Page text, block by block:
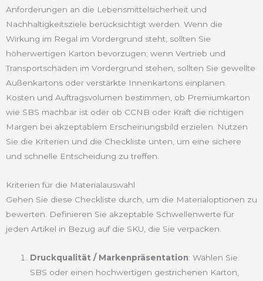
Anforderungen an die Lebensmittelsicherheit und
Nachhaltigkeitsziele berücksichtigt werden. Wenn die
Wirkung im Regal im Vordergrund steht, sollten Sie
höherwertigen Karton bevorzugen; wenn Vertrieb und
Transportschäden im Vordergrund stehen, sollten Sie gewellte
Außenkartons oder verstärkte Innenkartons einplanen.
Kosten und Auftragsvolumen bestimmen, ob Premiumkarton
wie SBS machbar ist oder ob CCNB oder Kraft die richtigen
Margen bei akzeptablem Erscheinungsbild erzielen. Nutzen
Sie die Kriterien und die Checkliste unten, um eine sichere
und schnelle Entscheidung zu treffen.
Kriterien für die Materialauswahl
Gehen Sie diese Checkliste durch, um die Materialoptionen zu
bewerten. Definieren Sie akzeptable Schwellenwerte für
jeden Artikel in Bezug auf die SKU, die Sie verpacken.
Druckqualität / Markenpräsentation: Wählen Sie
SBS oder einen hochwertigen gestrichenen Karton,